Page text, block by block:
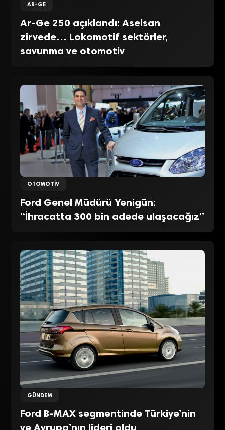
AR-GE
Ar-Ge 250 açıklandı: Aselsan
zirvede… Lokomotif sektörler,
savunma ve otomotiv
OTOMOTIV
Ford Genel Müdürü Yenigün:
“İhracatta 300 bin adede ulaşacağız”
GÜNDEM
Ford B-MAX segmentinde Türkiye’nin